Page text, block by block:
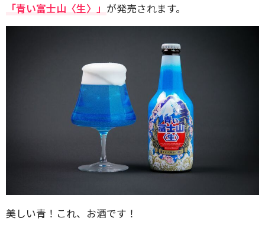
「青い富士山〈生〉」 が発売されます。
美しい青！これ、お酒です！